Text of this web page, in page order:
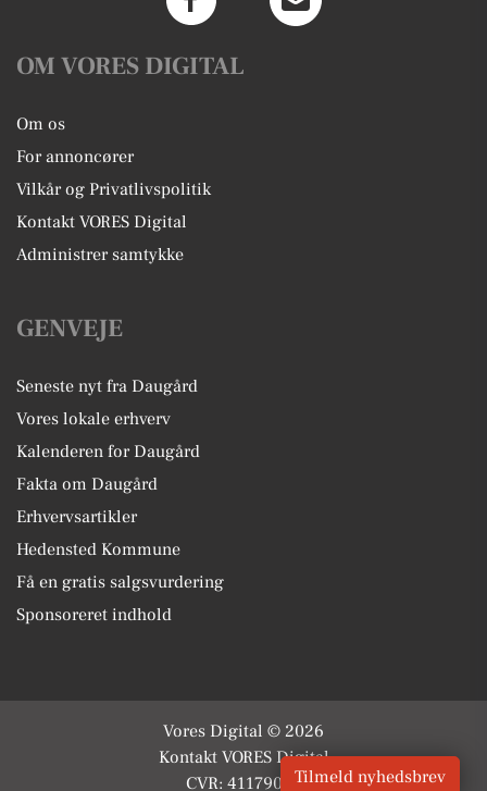
OM VORES DIGITAL
Om os
For annoncører
Vilkår og Privatlivspolitik
Kontakt VORES Digital
Administrer samtykke
GENVEJE
Seneste nyt fra Daugård
Vores lokale erhverv
Kalenderen for Daugård
Fakta om Daugård
Erhvervsartikler
Hedensted Kommune
Få en gratis salgsvurdering
Sponsoreret indhold
Vores Digital © 2026
Kontakt VORES Digital
CVR: 41179082Tilmeld nyhedsbrev